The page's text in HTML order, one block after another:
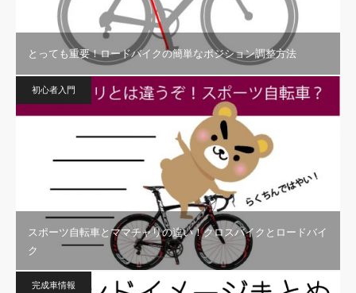
とっても重要！ロードバイクの簡単なポジション調整方法
初心者入門
スポーツ自転車とママチャリの違い！クロスバイクとロードバイ
ク
完成車情報